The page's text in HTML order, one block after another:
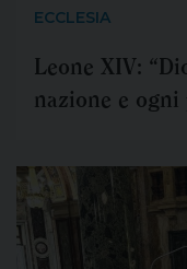
ECCLESIA
Leone XIV:
nazione e ogni